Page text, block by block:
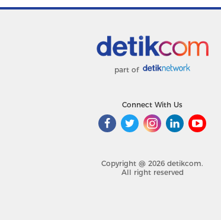
part of
Connect With Us
Copyright @ 2026 detikcom.
All right reserved